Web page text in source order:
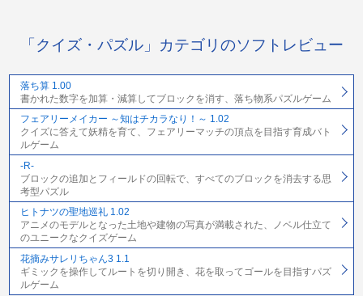
「クイズ・パズル」カテゴリのソフトレビュー
落ち算 1.00
書かれた数字を加算・減算してブロックを消す、落ち物系パズルゲーム
フェアリーメイカー ～知はチカラなり！～ 1.02
クイズに答えて妖精を育て、フェアリーマッチの頂点を目指す育成バト
ルゲーム
-R-
ブロックの追加とフィールドの回転で、すべてのブロックを消去する思
考型パズル
ヒトナツの聖地巡礼 1.02
アニメのモデルとなった土地や建物の写真が満載された、ノベル仕立て
のユニークなクイズゲーム
花摘みサレリちゃん3 1.1
ギミックを操作してルートを切り開き、花を取ってゴールを目指すパズ
ルゲーム